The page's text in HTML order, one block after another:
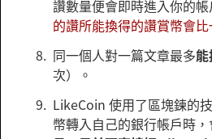
讚數量便會即時進入你的
的讚所能換得的讚賞幣會
同一個人對一篇文章最多
次）。
LikeCoin 使用了區塊鍊的
幣轉入自己的銀行帳戶時